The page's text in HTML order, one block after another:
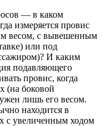
— в каком
измеряется провис
весом, с вывешенным
или под
И каким
подавляющего
провис, когда
(на боковой
лишь его весом.
находится в
с увеличенным ходом